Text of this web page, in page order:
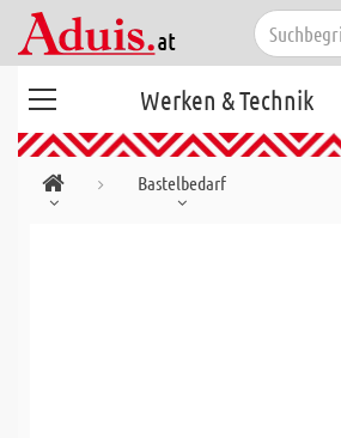
Werken & Technik
Bastelbedarf